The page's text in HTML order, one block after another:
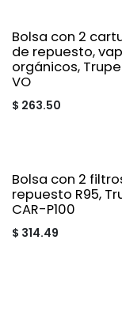
Bolsa con 2
de repuesto,
orgánicos,
VO
$ 263.50
Bolsa con 2
repuesto R95,
CAR-P100
$ 314.49